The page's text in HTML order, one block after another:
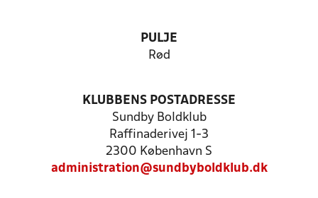
PULJE
Rød
KLUBBENS POSTADRESSE
Sundby Boldklub
Raffinaderivej 1-3
2300 København S
administration@sundbyboldklub.dk